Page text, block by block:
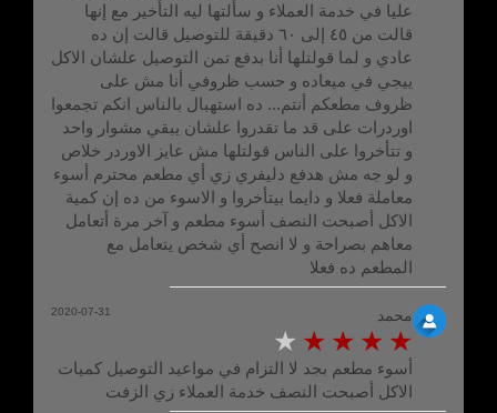
عليا في خدمة العملاء و سألتها ليه التأخير مع إنها
قالت من ٤٥ إلى ٦٠ دقيقة للتوصيل قالت إن ده
عادي و لما قولتلها أنا بدفع تمن التوصيل علشان الاكل
ييجي في ميعاده و حسب ظروفي أنا مش على
ظروف مطعكم أنتم... ده استهبال بالناس انكم تجمعوا
اوردرات على قد ما تقدروا علشان يبقي مشوار واحد
و تتأخروا على الناس قولتلها مش عايز الاوردر خلاص
و لو جه مش هدفع دليفري زي أي مطعم محترم أسوء
معاملة فعلا و دايما بيتأخروا و الاسوء من ده إن كمية
الاكل أصبحت النصف أسوء مطعم و آخر مرة أتعامل
معاهم بصراحة و لا انصح أي شخص يتعامل مع
المطعم ده فعلا
محمد
أسوء مطعم بجد لا التزام في مواعيد التوصيل كميات
الاكل أصبحت النصف خدمة العملاء زي الزفت
2020-07-31